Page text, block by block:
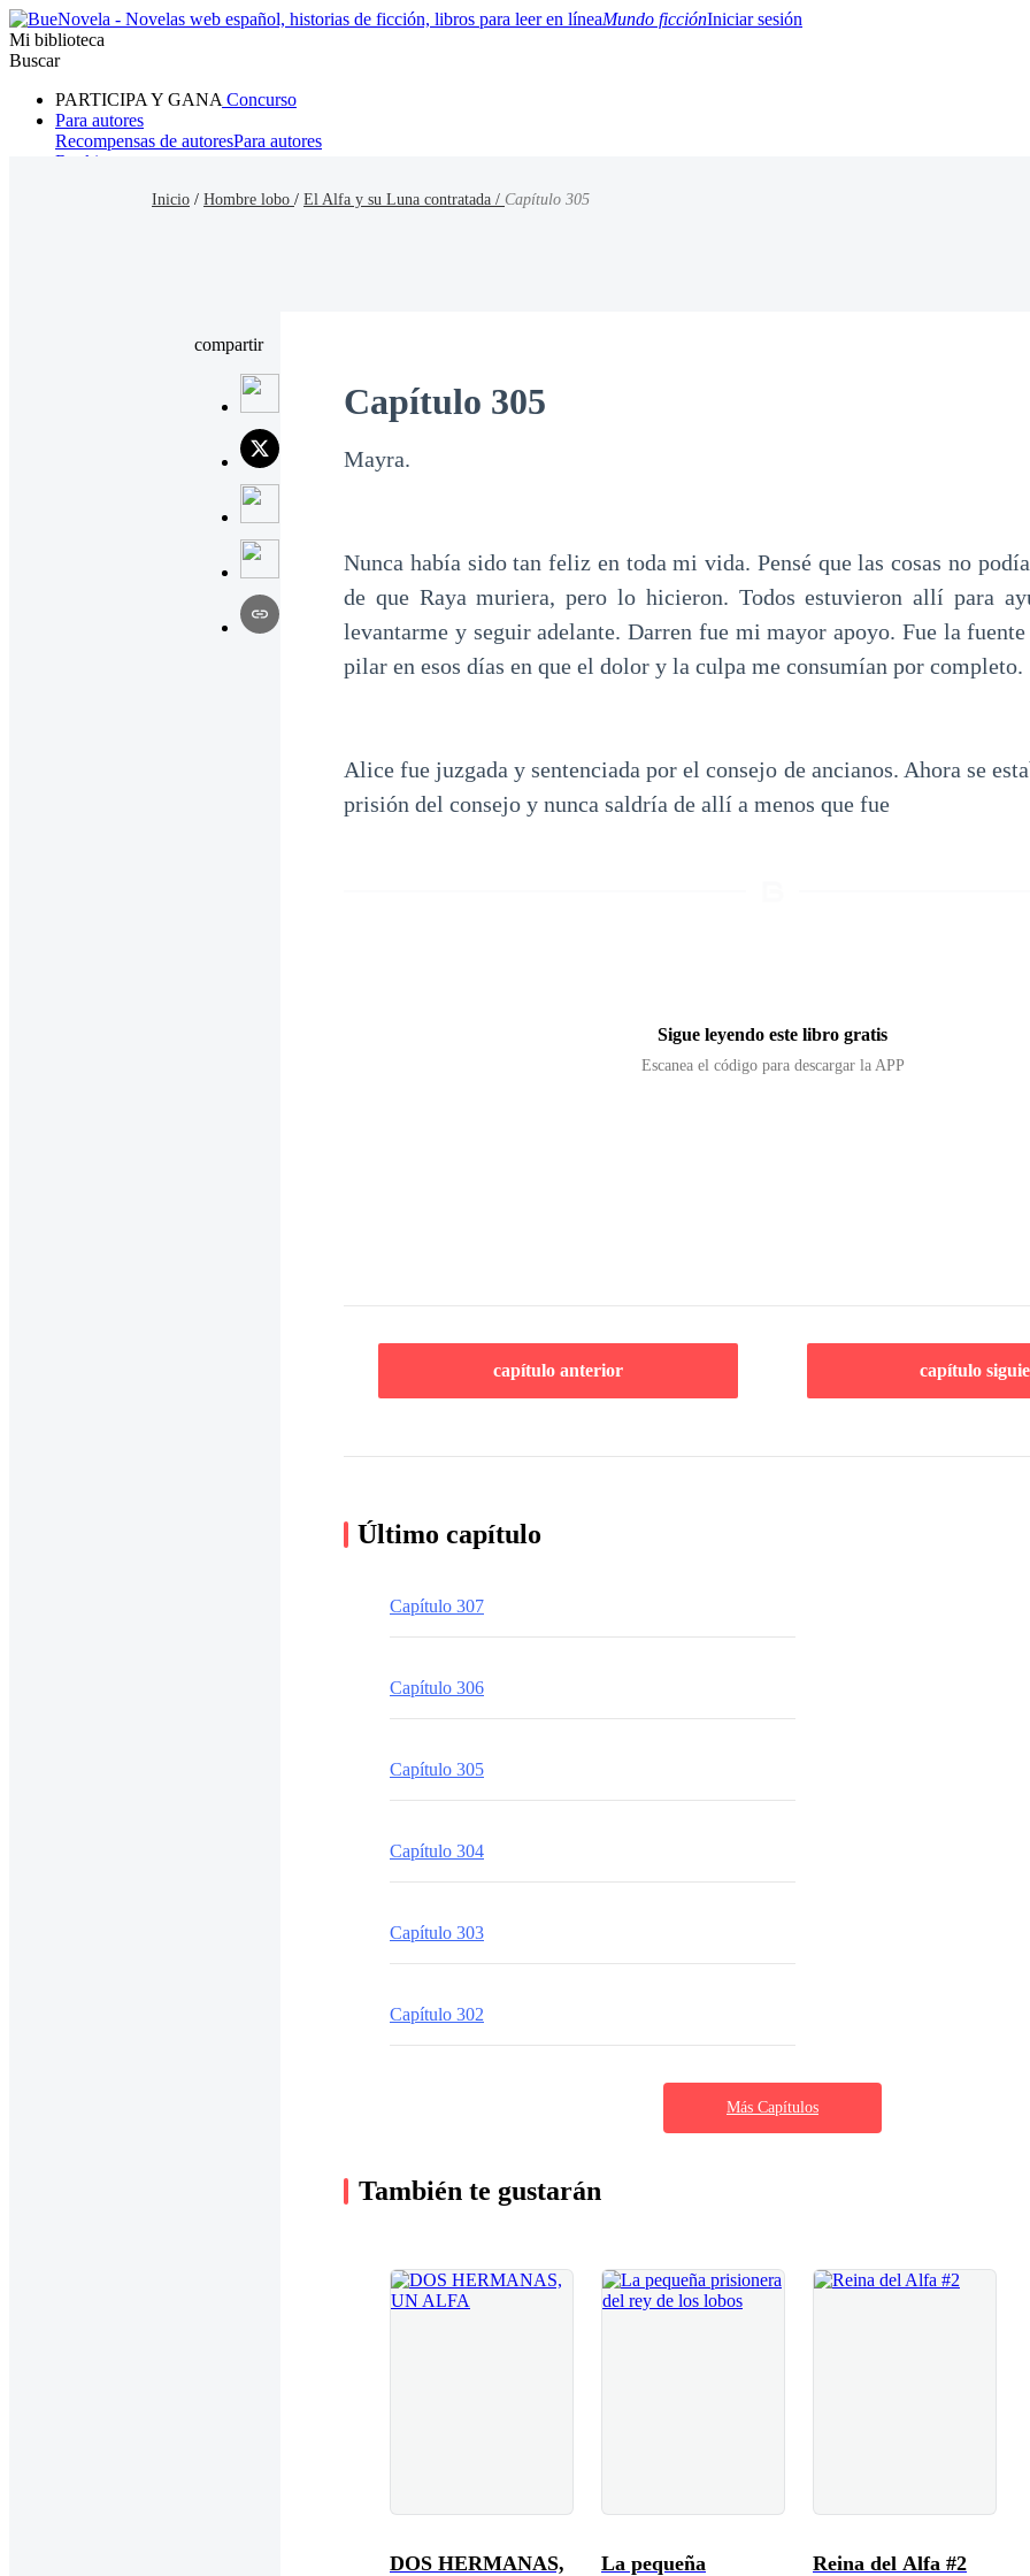
Mundo ficciónIniciar sesión
Mi biblioteca
Buscar
PARTICIPA Y GANA Concurso
Para autores
Recompensas de autoresPara autores
Ranking
Inicio / Hombre lobo / El Alfa y su Luna contratada / Capítulo 305
compartir
Capítulo 305
Mayra.
Nunca había sido tan feliz en toda mi vida. Pensé que las cosas no
de que Raya muriera, pero lo hicieron. Todos estuvieron allí para
levantarme y seguir adelante. Darren fue mi mayor apoyo. Fue la
pilar en esos días en que el dolor y la culpa me consumían por completo.
Alice fue juzgada y sentenciada por el consejo de ancianos. Ahora se
prisión del consejo y nunca saldría de allí a menos que fue
Sigue leyendo este libro gratis
Escanea el código para descargar la APP
capítulo anterior capítulo
Último capítulo
Capítulo 307
Capítulo 306
Capítulo 305
Capítulo 304
Capítulo 303
Capítulo 302
Más Capítulos
También te gustarán
DOS HERMANAS,
La pequeña
Reina del Alfa #2